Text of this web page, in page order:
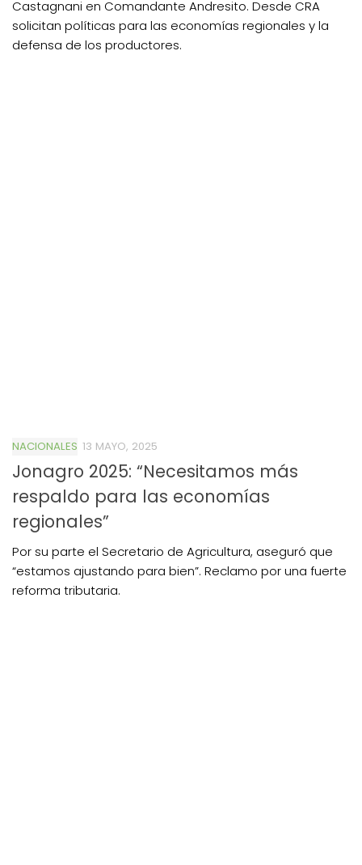
Castagnani en Comandante Andresito. Desde CRA
solicitan políticas para las economías regionales y la
defensa de los productores.
NACIONALES 13 MAYO, 2025
Jonagro 2025: “Necesitamos más
respaldo para las economías
regionales”
Por su parte el Secretario de Agricultura, aseguró que
“estamos ajustando para bien”. Reclamo por una fuerte
reforma tributaria.